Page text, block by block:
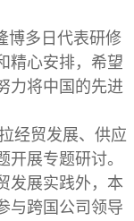
博多日代表研修
精心安排，希望
力将中国的先进
经贸发展、供应
展专题研讨。
发展实践外，本
与跨国公司领导